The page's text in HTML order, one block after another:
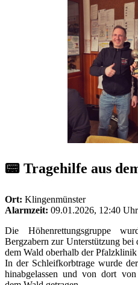
📟 Tragehilfe aus
Ort: Klingenmünster
Alarmzeit: 09.01.2026, 12:40 Uhr
Die Höhenrettungsgruppe
Bergzabern zur Unterstützung bei
dem Wald oberhalb der
In der Schleifkorbtrage wurde
hinabgelassen und von dort